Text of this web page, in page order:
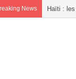
News Delmas,